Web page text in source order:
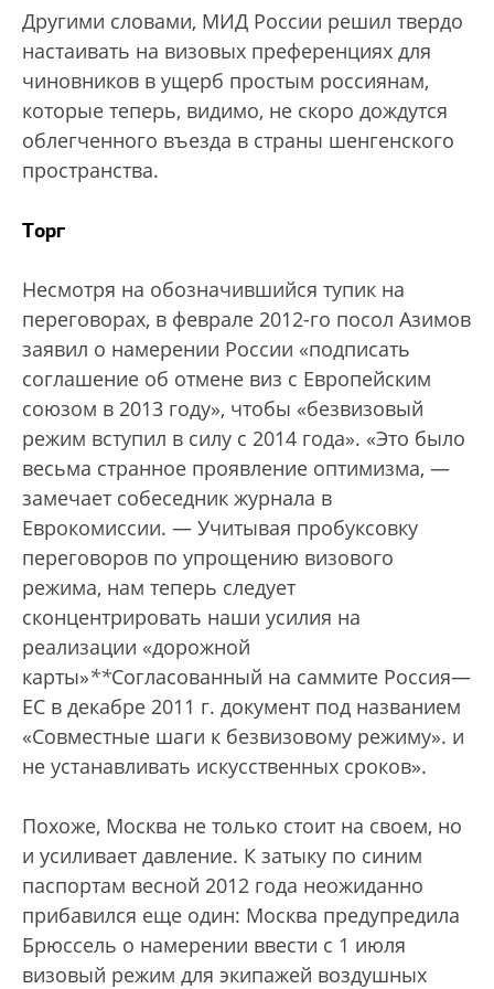
Другими словами, МИД России решил твердо
настаивать на визовых преференциях для
чиновников в ущерб простым россиянам,
которые теперь, видимо, не скоро дождутся
облегченного въезда в страны шенгенского
пространства.
Торг
Несмотря на обозначившийся тупик на
переговорах, в феврале 2012-го посол Азимов
заявил о намерении России «подписать
соглашение об отмене виз с Европейским
союзом в 2013 году», чтобы «безвизовый
режим вступил в силу с 2014 года». «Это было
весьма странное проявление оптимизма, —
замечает собеседник журнала в
Еврокомиссии. — Учитывая пробуксовку
переговоров по упрощению визового
режима, нам теперь следует
сконцентрировать наши усилия на
реализации «дорожной
карты»**Согласованный на саммите Россия—
ЕС в декабре 2011 г. документ под названием
«Совместные шаги к безвизовому режиму». и
не устанавливать искусственных сроков».
Похоже, Москва не только стоит на своем, но
и усиливает давление. К затыку по синим
паспортам весной 2012 года неожиданно
прибавился еще один: Москва предупредила
Брюссель о намерении ввести с 1 июля
визовый режим для экипажей воздушных